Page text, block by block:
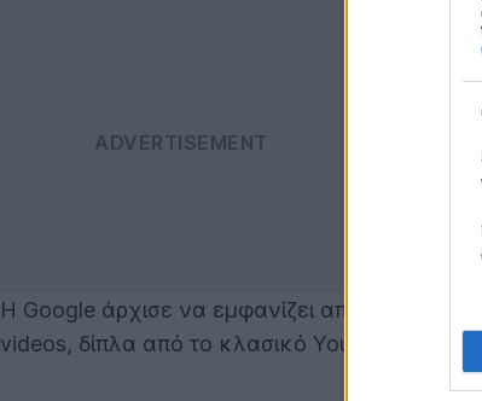
Η Google άρχισε να εμφανίζει
videos, δίπλα από το κλασικό YouTube video-